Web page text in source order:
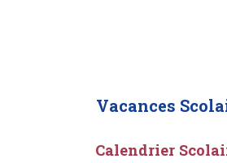
Vacances
Calendrier